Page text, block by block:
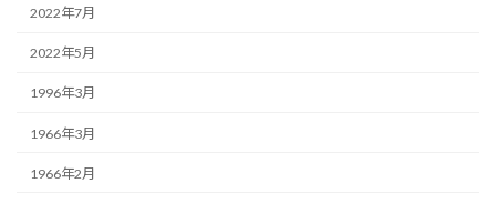
2022年7月
2022年5月
1996年3月
1966年3月
1966年2月